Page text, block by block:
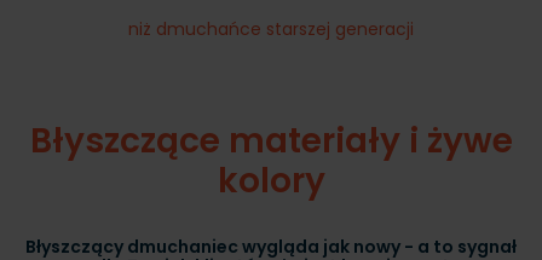
niż dmuchańce starszej generacji
Błyszczące materiały i żywe
kolory
Błyszczący dmuchaniec wygląda jak nowy - a to sygnał